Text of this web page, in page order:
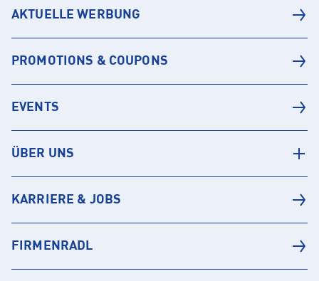
AKTUELLE WERBUNG
PROMOTIONS & COUPONS
EVENTS
ÜBER UNS
KARRIERE & JOBS
FIRMENRADL